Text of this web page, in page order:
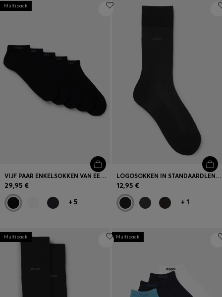
Multipack
VIJF PAAR ENKELSOKKEN VAN EEN KATOENMIX MET LOGO’S
29,95 €
+5
LOGOSOKKEN IN STANDAARDLENGTE VAN GEMERCERISEERDE EGYPTISCHE KATOEN
12,95 €
+ 1
Multipack Multipack